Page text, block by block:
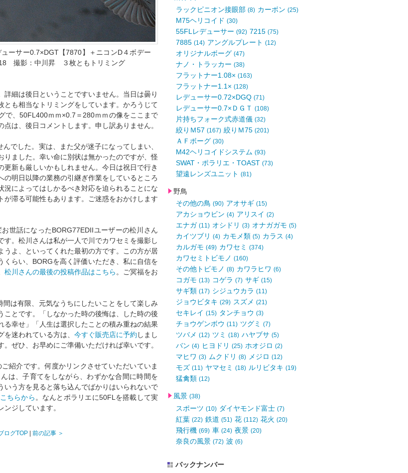
ーサー0.7×DGT【7870】＋ニコンD４ボデー
撮影：中川昇 ３枚ともトリミング
細は後日ということですいません。当日は曇り
も相当なトリミングをしています。かろうじて
で、50FL400ｍｍ×0.7＝280ｍｍの像をここまで
は、後日コメントします。申し訳ありません。
でした。実は、また父が迷子になってしまい、
ました。幸い命に別状は無かったのですが、怪
新も厳しいかもしれません。今日は祝日で行き
明日以降の業務の引継ぎ作業をしているところ
によってはしかるべき対応を迫られることにな
が滞る可能性もあります。ご迷惑をおかけします
世話になったBORG77EDIIユーザーの松川さん
。松川さんは私が一人で川でカワセミを撮影し
よ、といってくれた最初の方です。この方が居
らい、BORGを高く評価いただき、私に自信を
松川さんの最後の投稿作品はこちら 。ご冥福をお
は有限、元気なうちにしたいことをして楽しみ
ことです。「しなかった時の後悔は、した時の後
幸せ」「人生は選択したことの積み重ねの結果
迷われている方は、 今すぐ販売店に予約 しまし
ぜひ、お早めにご準備いただければ幸いです。
紹介です。何度かリンクさせていただいていま
は、子育てをしながら、わずかな合間に時間を
う方を見ると落ち込んでばかりはいられないで
ちらから 。なんとポラリエに50FLを搭載して実
ジしています。
ログTOP 前の記事 ＞
ラックピニオン接眼部 (8) カーボン (25)
M75ヘリコイド (30)
55FLレデューサー (92) 7215 (75)
7885 (14) アングルプレート (12)
オリジナルボーグ (47)
ナノ・トラッカー (38)
フラットナー1.08× (163)
フラットナー1.1× (128)
レデューサー0.72×DGQ (71)
レデューサー0.7×ＤＧＴ (108)
片持ちフォーク式赤道儀 (32)
絞りＭ57 (167) 絞りＭ75 (201)
ＡＦボーグ (30)
M42ヘリコイドシステム (93)
SWAT・ポラリエ・TOAST (73)
望遠レンズユニット (81)
野鳥
その他の鳥 (90) アオサギ (15)
アカショウビン (4) アリスイ (2)
エナガ (11) オシドリ (3) オナガガモ (5)
カイツブリ (4) カモメ類 (5) カラス (4)
カルガモ (49) カワセミ (374)
カワセミトビモノ (160)
その他トビモノ (8) カワラヒワ (6)
コガモ (13) コゲラ (7) サギ (15)
サギ類 (17) シジュウカラ (11)
ジョウビタキ (29) スズメ (21)
セキレイ (15) タンチョウ (3)
チョウゲンボウ (11) ツグミ (7)
ツバメ (12) ツミ (18) ハヤブサ (5)
バン (4) ヒヨドリ (25) ホオジロ (2)
マヒワ (3) ムクドリ (8) メジロ (12)
モズ (11) ヤマセミ (18) ルリビタキ (19)
猛禽類 (12)
風景 (38)
スポーツ (10) ダイヤモンド富士 (7)
紅葉 (22) 鉄道 (51) 花 (112) 花火 (20)
飛行機 (69) 車 (24) 夜景 (20)
奈良の風景 (72) 波 (6)
バックナンバー